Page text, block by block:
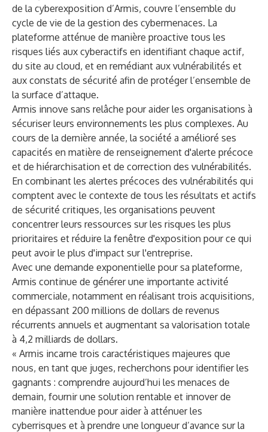
de la cyberexposition d’Armis, couvre l’ensemble du
cycle de vie de la gestion des cybermenaces. La
plateforme atténue de manière proactive tous les
risques liés aux cyberactifs en identifiant chaque actif,
du site au cloud, et en remédiant aux vulnérabilités et
aux constats de sécurité afin de protéger l’ensemble de
la surface d’attaque.
Armis innove sans relâche pour aider les organisations à
sécuriser leurs environnements les plus complexes. Au
cours de la dernière année, la société a amélioré ses
capacités en matière de renseignement d'alerte précoce
et de hiérarchisation et de correction des vulnérabilités.
En combinant les alertes précoces des vulnérabilités qui
comptent avec le contexte de tous les résultats et actifs
de sécurité critiques, les organisations peuvent
concentrer leurs ressources sur les risques les plus
prioritaires et réduire la fenêtre d'exposition pour ce qui
peut avoir le plus d'impact sur l'entreprise.
Avec une demande exponentielle pour sa plateforme,
Armis continue de générer une importante activité
commerciale, notamment en réalisant trois acquisitions,
en dépassant 200 millions de dollars de revenus
récurrents annuels et augmentant sa valorisation totale
à 4,2 milliards de dollars.
« Armis incarne trois caractéristiques majeures que
nous, en tant que juges, recherchons pour identifier les
gagnants : comprendre aujourd’hui les menaces de
demain, fournir une solution rentable et innover de
manière inattendue pour aider à atténuer les
cyberrisques et à prendre une longueur d’avance sur la